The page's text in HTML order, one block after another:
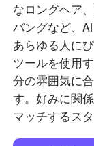
なロングヘア
バングなど、
あらゆる人に
ツールを使用
分の雰囲気に
す。好みに関
マッチするス